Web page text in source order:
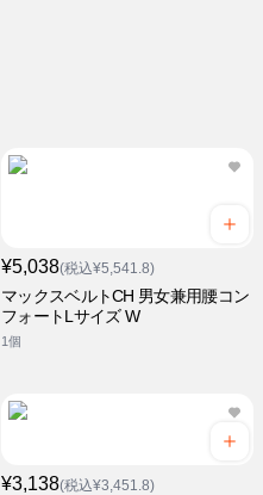
¥5,038(税込¥5,541.8)
マックスベルトCH 男女兼用腰コン
フォートLサイズ W
1個
¥3,138(税込¥3,451.8)